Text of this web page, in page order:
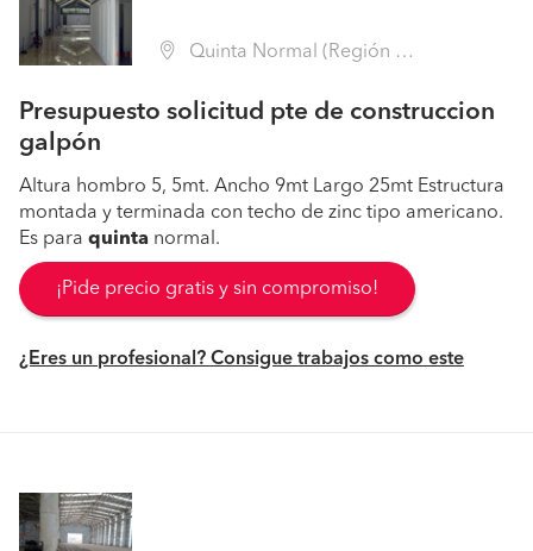
Quinta Normal (Región Metropolitana - Santiago)
Presupuesto solicitud pte de construccion
galpón
Altura hombro 5, 5mt. Ancho 9mt Largo 25mt Estructura
montada y terminada con techo de zinc tipo americano.
Es para quinta normal.
¡Pide precio gratis y sin compromiso!
¿Eres un profesional? Consigue trabajos como este